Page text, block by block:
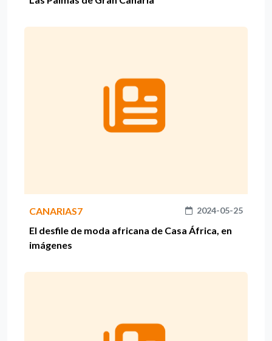
CANARIAS7 2024-05-25
El desfile de moda africana de Casa África, en
imágenes